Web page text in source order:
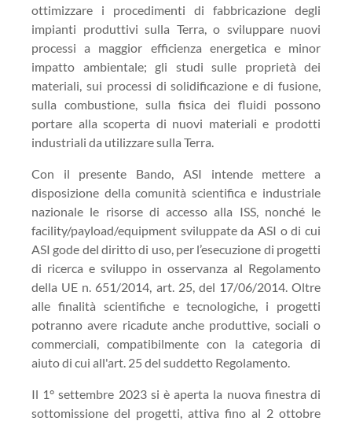
ottimizzare i procedimenti di fabbricazione degli
impianti produttivi sulla Terra, o sviluppare nuovi
processi a maggior efficienza energetica e minor
impatto ambientale; gli studi sulle proprietà dei
materiali, sui processi di solidificazione e di fusione,
sulla combustione, sulla fisica dei fluidi possono
portare alla scoperta di nuovi materiali e prodotti
industriali da utilizzare sulla Terra.
Con il presente Bando, ASI intende mettere a
disposizione della comunità scientifica e industriale
nazionale le risorse di accesso alla ISS, nonché le
facility/payload/equipment sviluppate da ASI o di cui
ASI gode del diritto di uso, per l’esecuzione di progetti
di ricerca e sviluppo in osservanza al Regolamento
della UE n. 651/2014, art. 25, del 17/06/2014. Oltre
alle finalità scientifiche e tecnologiche, i progetti
potranno avere ricadute anche produttive, sociali o
commerciali, compatibilmente con la categoria di
aiuto di cui all'art. 25 del suddetto Regolamento.
Il 1° settembre 2023 si è aperta la nuova finestra di
sottomissione del progetti, attiva fino al 2 ottobre